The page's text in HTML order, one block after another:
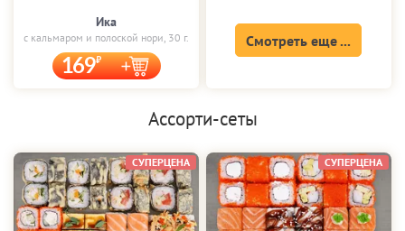
Ика
с кальмаром и полоской нори, 30 г.
169
Смотреть еще ...
Ассорти-сеты
СУПЕРЦЕНА СУПЕРЦЕНА